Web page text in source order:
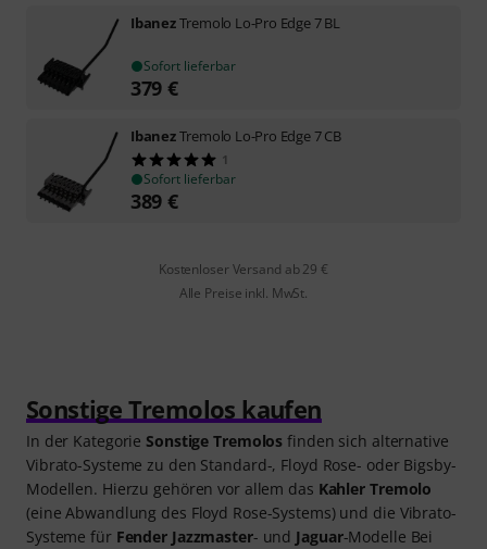
IbanezTremolo Lo-Pro Edge 7 BL
Sofort lieferbar
379 €
IbanezTremolo Lo-Pro Edge 7 CB
1
Sofort lieferbar
389 €
Kostenloser Versand ab 29 €
Alle Preise inkl. MwSt.
Sonstige Tremolos kaufen
In der KategorieSonstige Tremolos finden sich alternative
Vibrato-Systeme zu den Standard-, Floyd Rose- oder Bigsby-
Modellen. Hierzu gehören vor allem das Kahler Tremolo
(eine Abwandlung des Floyd Rose-Systems) und die Vibrato-
Systeme für Fender Jazzmaster- und Jaguar-Modelle Bei